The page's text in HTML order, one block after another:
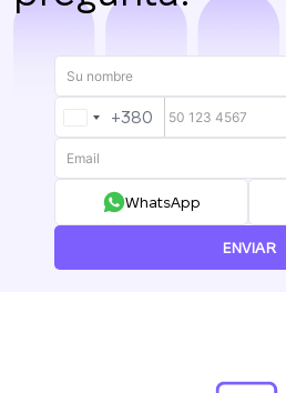
UKRAINE
+380
+380
WhatsApp
ENVIAR